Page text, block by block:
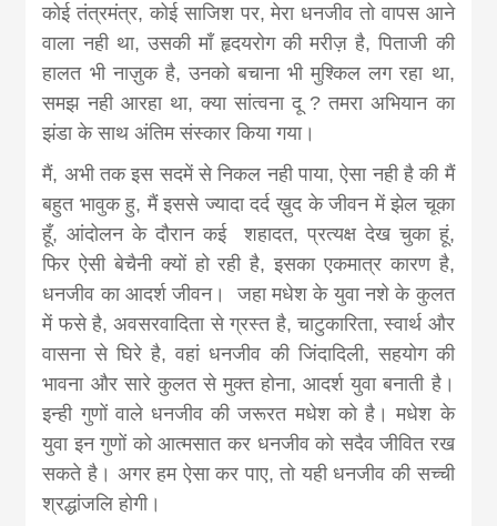
कोई तंत्रमंत्र, कोई साजिश पर, मेरा धनजीव तो वापस आने
वाला नही था, उसकी माँ हृदयरोग की मरीज़ है, पिताजी की
हालत भी नाज़ुक है, उनको बचाना भी मुश्किल लग रहा था,
समझ नही आरहा था, क्या सांत्वना दू ? तमरा अभियान का
झंडा के साथ अंतिम संस्कार किया गया।
मैं, अभी तक इस सदमें से निकल नही पाया, ऐसा नही है की मैं
बहुत भावुक हु, मैं इससे ज्यादा दर्द ख़ुद के जीवन में झेल चूका
हूँ, आंदोलन के दौरान कई शहादत, प्रत्यक्ष देख चुका हूं,
फिर ऐसी बेचैनी क्यों हो रही है, इसका एकमात्र कारण है,
धनजीव का आदर्श जीवन। जहा मधेश के युवा नशे के कुलत
में फसे है, अवसरवादिता से ग्रस्त है, चाटुकारिता, स्वार्थ और
वासना से घिरे है, वहां धनजीव की जिंदादिली, सहयोग की
भावना और सारे कुलत से मुक्त होना, आदर्श युवा बनाती है।
इन्ही गुणों वाले धनजीव की जरूरत मधेश को है। मधेश के
युवा इन गुणों को आत्मसात कर धनजीव को सदैव जीवित रख
सकते है। अगर हम ऐसा कर पाए, तो यही धनजीव की सच्ची
श्रद्धांजलि होगी।